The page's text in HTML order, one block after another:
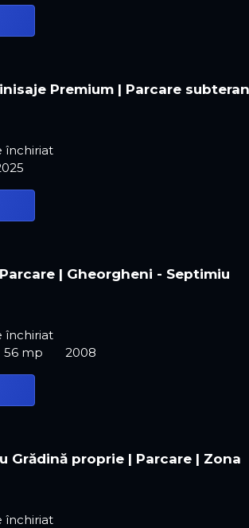
Premium | Parcare
închiriat
| Gheorgheni - Septimiu
închiriat
56 mp 2008
Grădină proprie | Parcare | Zona
închiriat